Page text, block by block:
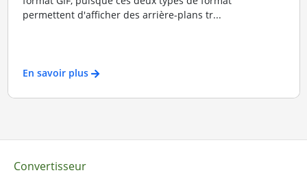
permettent d'afficher des arrière-plans tr...
En savoir plus
Convertisseur